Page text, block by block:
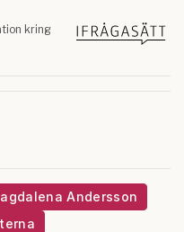
Andersson